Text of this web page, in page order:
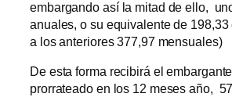
embargando así la mitad de ello,
anuales, o su equivalente de 198,33
a los anteriores 377,97 mensuales)
De esta forma recibirá el
prorrateado en los 12 meses año,